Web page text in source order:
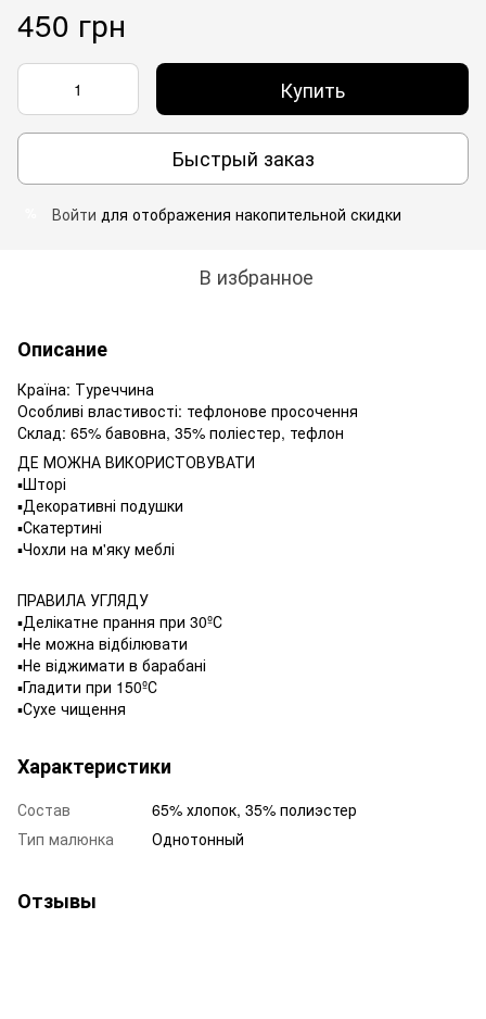
450 грн
Купить
Быстрый заказ
Войти для отображения накопительной скидки
В избранное
Описание
Країна: Туреччина
Особливі властивості: тефлонове просочення
Склад: 65% бавовна, 35% поліестер, тефлон
ДЕ МОЖНА ВИКОРИСТОВУВАТИ
▪️Шторі
▪️Декоративні подушки
▪️Скатертині
▪️Чохли на м'яку меблі
ПРАВИЛА УГЛЯДУ
▪️Делікатне прання при 30ºС
▪️Не можна відбілювати
▪️Не віджимати в барабані
▪️Гладити при 150ºС
▪️Сухе чищення
Характеристики
Состав
65% хлопок, 35% полиэстер
Тип малюнка
Однотонный
Отзывы